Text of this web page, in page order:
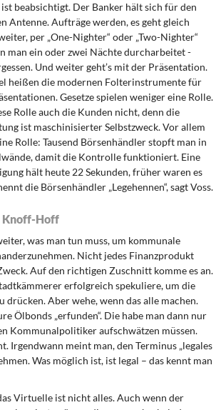
beabsichtigt. Der Banker hält sich für den
Antenne. Aufträge werden, es geht gleich
per „One-Nighter“ oder „Two-Nighter“
man ein oder zwei Nächte durcharbeitet -
Und weiter geht’s mit der Präsentation.
heißen die modernen Folterinstrumente für
Gesetze spielen weniger eine Rolle.
Rolle auch die Kunden nicht, denn die
ist maschinisierter Selbstzweck. Vor allem
Rolle: Tausend Börsenhändler stopft man in
damit die Kontrolle funktioniert. Eine
hält heute 22 Sekunden, früher waren es
die Börsenhändler „Legehennen“, sagt Voss.
Knoff-Hoff
was man tun muss, um kommunale
Nicht jedes Finanzprodukt
Auf den richtigen Zuschnitt komme es an.
erfolgreich spekuliere, um die
drücken. Aber wehe, wenn das alle machen.
Ölbonds „erfunden“. Die habe man dann nur
Kommunalpolitiker aufschwätzen müssen.
Irgendwann meint man, den Terminus „legales
Was möglich ist, ist legal – das kennt man
Virtuelle ist nicht alles. Auch wenn der